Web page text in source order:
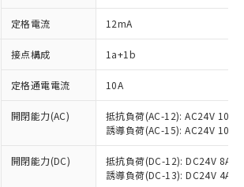
定格電流 12mA
接点構成 1a+1b
定格通電電流 10A
開閉能力(AC)
抵抗負荷(AC-12): AC24V 10A/
誘導負荷(AC-15): AC24V
開閉能力(DC)
抵抗負荷(DC-12): DC24V 8A/
誘導負荷(DC-13): DC24V 4A/
条件
み：EU RoHS指令（10物質）の
対応した製品が提供可能な商品で
：EU RoHS指令（10物質）の非含
した製品に切り替える予定のある